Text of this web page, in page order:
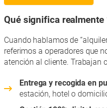
Qué significa realmente
Cuando hablamos de
referimos a operadores que
atención al cliente. Trabajan
Entrega y recogida en
estación, hotel o